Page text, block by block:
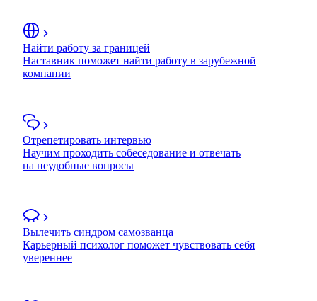
Найти работу за границей
Наставник поможет найти работу в зарубежной
компании
Отрепетировать интервью
Научим проходить собеседование и отвечать
на неудобные вопросы
Вылечить синдром самозванца
Карьерный психолог поможет чувствовать себя
увереннее